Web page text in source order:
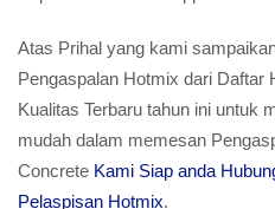
Atas Prihal yang kami
Pengaspalan Hotmix dari Daftar
Kualitas Terbaru tahun ini untuk
mudah dalam memesan
Concrete Kami Siap anda
Pelaspisan Hotmix.